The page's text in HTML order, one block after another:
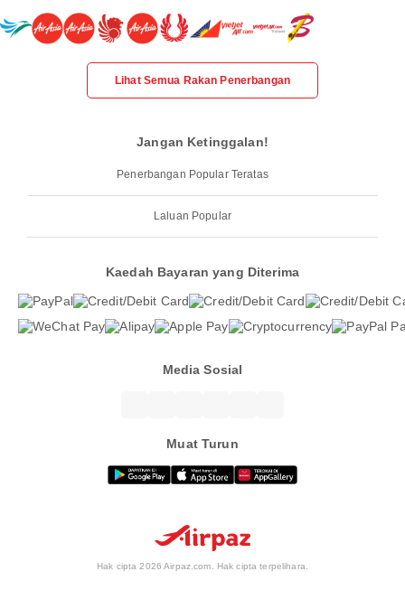
Lihat Semua Rakan Penerbangan
Jangan Ketinggalan!
Penerbangan Popular Teratas
Laluan Popular
Kaedah Bayaran yang Diterima
Media Sosial
Muat Turun
Hak cipta 2026 Airpaz.com. Hak cipta terpelihara.